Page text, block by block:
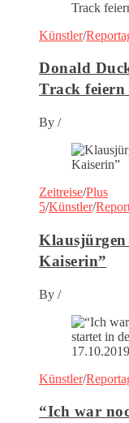
Künstler/
Donald
Track feiern
By /
Zeitreise/Plus
5/Künstler/
Kaiserin”
By /
Künstler/
“Ich war